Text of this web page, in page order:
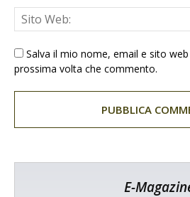
Salva il mio nome, email e sito
prossima volta che commento.
E-